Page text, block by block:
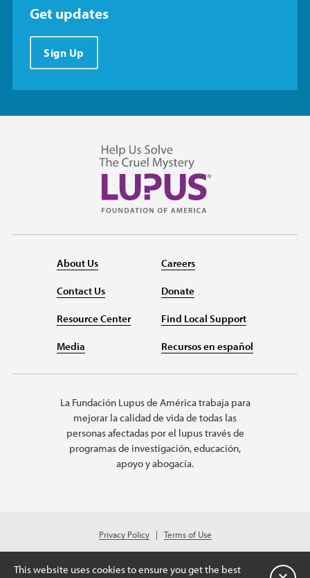
Get updates
Sign Up
About Us
Contact Us
Resource Center
Media
Careers
Donate
Find Local Support
Recursos en español
La Fundación Lupus de América trabaja para
mejorar la calidad de vida de todas las
personas afectadas por el lupus través de
programas de investigación, educación,
apoyo y abogacía.
Privacy Policy
Terms of Use
© 2026 Lupus Foundation of America. All rights reserved.
Charitable organization with 501(c)(3) tax-exempt status. Federal ID #43-
This website uses cookies to ensure you get the best